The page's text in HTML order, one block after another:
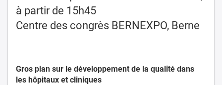
à partir de 15h45
Centre des congrès BERNEXPO, Berne
Gros plan sur le développement de la qualité dans
les hôpitaux et cliniques